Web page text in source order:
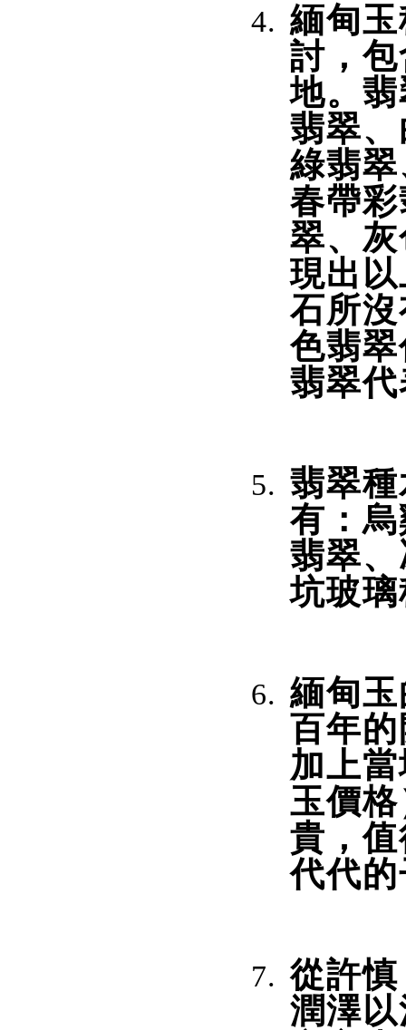
緬甸
討，
地。
翡翠
綠翡
春帶
翠、
現出
石所
色翡
翡翠
翡翠
有：
翡翠
坑玻
緬甸
百年
加上
玉價
貴，
代代
從許
潤澤